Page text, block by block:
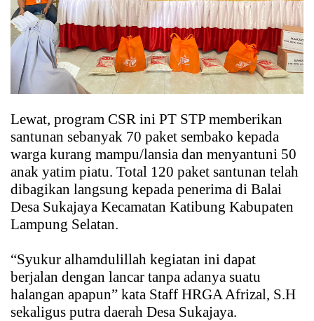
Lewat, program CSR ini PT STP memberikan
santunan sebanyak 70 paket sembako kepada
warga kurang mampu/lansia dan menyantuni 50
anak yatim piatu. Total 120 paket santunan telah
dibagikan langsung kepada penerima di Balai
Desa Sukajaya Kecamatan Katibung Kabupaten
Lampung Selatan.
“Syukur alhamdulillah kegiatan ini dapat
berjalan dengan lancar tanpa adanya suatu
halangan apapun” kata Staff HRGA Afrizal, S.H
sekaligus putra daerah Desa Sukajaya.